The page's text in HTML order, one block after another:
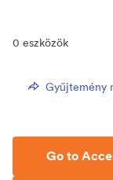
0 eszközök
Gyűjtemény
Go to